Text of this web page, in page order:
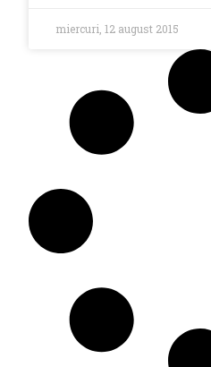
miercuri, 12 august 2015